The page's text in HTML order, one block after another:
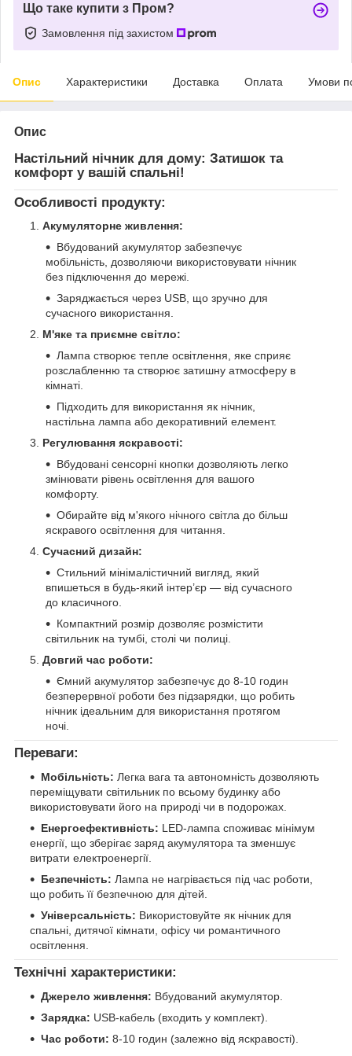
Що таке купити з Пром?
Замовлення під захистом
Опис Характеристики Доставка Оплата Умови
Опис
Настільний нічник для дому: Затишок та
комфорт у вашій спальні!
Особливості продукту:
Акумуляторне живлення:
Вбудований акумулятор забезпечує
мобільність, дозволяючи використовувати нічник
без підключення до мережі.
Заряджається через USB, що зручно для
сучасного використання.
М'яке та приємне світло:
Лампа створює тепле освітлення, яке сприяє
розслабленню та створює затишну атмосферу в
кімнаті.
Підходить для використання як нічник,
настільна лампа або декоративний елемент.
Регулювання яскравості:
Вбудовані сенсорні кнопки дозволяють легко
змінювати рівень освітлення для вашого
комфорту.
Обирайте від м'якого нічного світла до більш
яскравого освітлення для читання.
Сучасний дизайн:
Стильний мінімалістичний вигляд, який
впишеться в будь-який інтер’єр — від сучасного
до класичного.
Компактний розмір дозволяє розмістити
світильник на тумбі, столі чи полиці.
Довгий час роботи:
Ємний акумулятор забезпечує до 8-10 годин
безперервної роботи без підзарядки, що робить
нічник ідеальним для використання протягом
ночі.
Переваги:
Мобільність: Легка вага та автономність дозволяють
переміщувати світильник по всьому будинку або
використовувати його на природі чи в подорожах.
Енергоефективність: LED-лампа споживає мінімум
енергії, що зберігає заряд акумулятора та зменшує
витрати електроенергії.
Безпечність: Лампа не нагрівається під час роботи,
що робить її безпечною для дітей.
Універсальність: Використовуйте як нічник для
спальні, дитячої кімнати, офісу чи романтичного
освітлення.
Технічні характеристики:
Джерело живлення: Вбудований акумулятор.
Зарядка: USB-кабель (входить у комплект).
Час роботи: 8-10 годин (залежно від яскравості).